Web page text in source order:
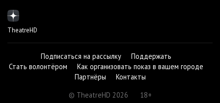
TheatreHD
Подписаться на рассылку
Поддержать
Стать волонтёром
Как организовать показ в вашем городе
Партнёры
Контакты
© TheatreHD 2026
18+